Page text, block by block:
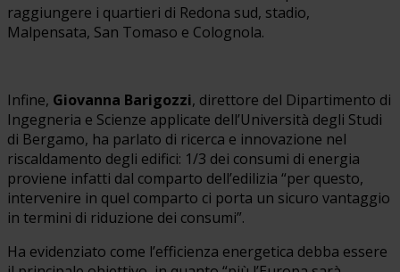
raggiungere i quartieri di Redona sud, stadio,
Malpensata, San Tomaso e Colognola.
Infine, Giovanna Barigozzi, direttore del Dipartimento di
Ingegneria e Scienze applicate dell’Università degli Studi
di Bergamo, ha parlato di ricerca e innovazione nel
riscaldamento degli edifici: 1/3 dei consumi di energia
proviene infatti dal comparto dell’edilizia “per questo,
intervenire in quel comparto ci porta un sicuro vantaggio
in termini di riduzione dei consumi”.
Ha evidenziato come l’efficienza energetica debba essere